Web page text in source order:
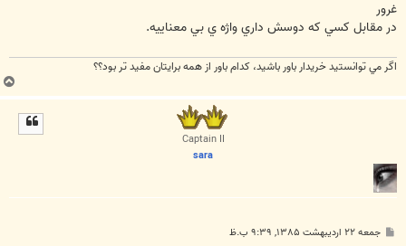
ت
غرور
در مقابل كسي كه دوسش داري واژه ي بي معناييه.
اگر مي توانستيد خريدار باور باشيد، كدام باور از همه برايتان مفيد تر بود؟؟
ب
ا
Captain II
sara
پ جمعه ۲۲ اردیبهشت ۱۳۸۵, ۹:۳۹ ب.ظ